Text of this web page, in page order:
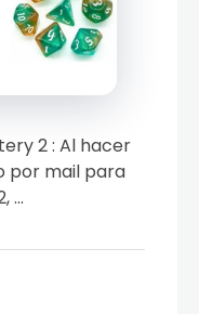
2 : Al hacer
por mail para
...